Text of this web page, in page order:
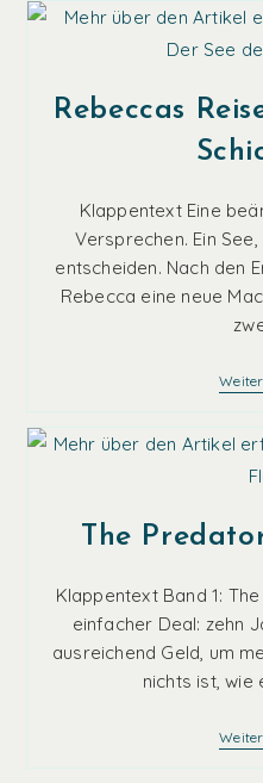
Rebeccas
Klappentext Eine
Versprechen. Ein
entscheiden. Nach den
Rebecca eine neue
The
Klappentext Band 1:
einfacher Deal: zehn
ausreichend Geld, um
nichts ist, wie